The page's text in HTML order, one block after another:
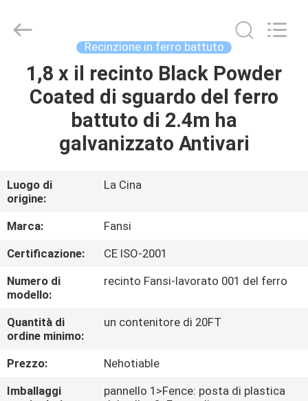
CASA
PRODOTTI
NOI
GIRO
DELLA
FABBRICA
CONTROLLO
DI
QUALITÀ
Mesh
Recinzione in ferro battuto
1,8 x il recinto Black Powder
Coated di sguardo del ferro
battuto di 2.4m ha
galvanizzato Antivari
Luogo di
origine:
La Cina
Marca:
Fansi
Certificazione:
CE ISO-2001
Numero di
modello:
recinto Fansi-lavorato 001 del ferro
Quantità di
ordine minimo:
un contenitore di 20FT
Prezzo:
Nehotiable
Imballaggi
pannello 1>Fence: posta di plastica